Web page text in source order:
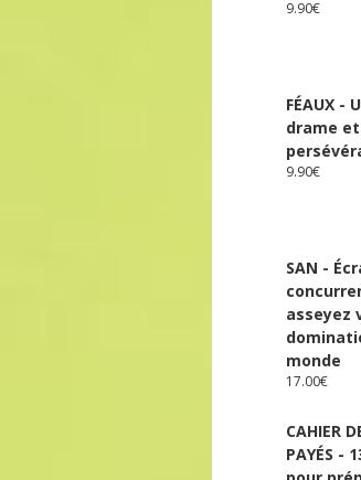
9.90€
FÉAUX -
drame
9.90€
SAN -
asseyez
monde
17.00€
CAHIER
PAYÉS -